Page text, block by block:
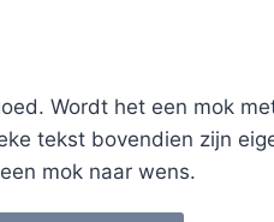
Wordt het een mok
tekst bovendien zijn
mok naar wens.